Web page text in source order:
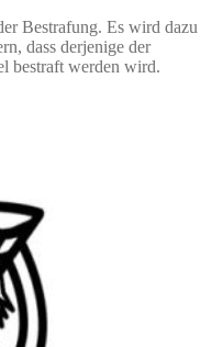
Bestrafung. Es wird dazu
dass derjenige der
bestraft werden wird.